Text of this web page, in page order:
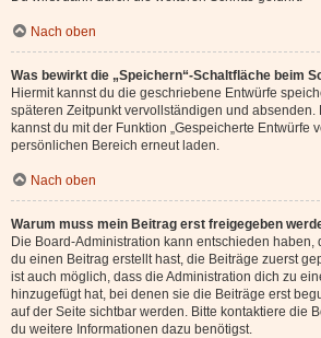
Nach oben
Was bewirkt die „Speichern“-Schaltfläche beim
Hiermit kannst du die geschriebene Entwürfe
späteren Zeitpunkt vervollständigen und absenden.
kannst du mit der Funktion „Gespeicherte Entwürfe
persönlichen Bereich erneut laden.
Nach oben
Warum muss mein Beitrag erst freigegeben
Die Board-Administration kann entschieden haben,
du einen Beitrag erstellt hast, die Beiträge zuerst
ist auch möglich, dass die Administration dich zu
hinzugefügt hat, bei denen sie die Beiträge erst
auf der Seite sichtbar werden. Bitte kontaktiere die
du weitere Informationen dazu benötigst.